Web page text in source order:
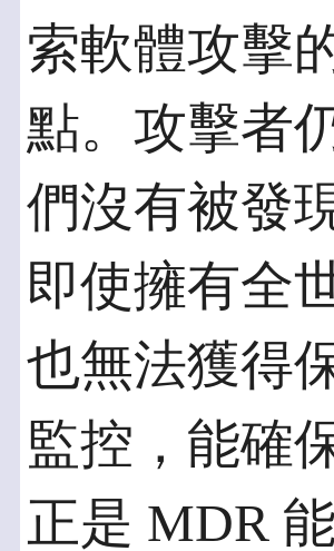
索軟體攻擊
點。攻擊者
們沒有被發
即使擁有全
也無法獲得
監控，能確
正是 MDR